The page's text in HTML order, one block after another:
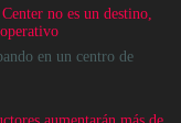
no es un destino,
en un centro de